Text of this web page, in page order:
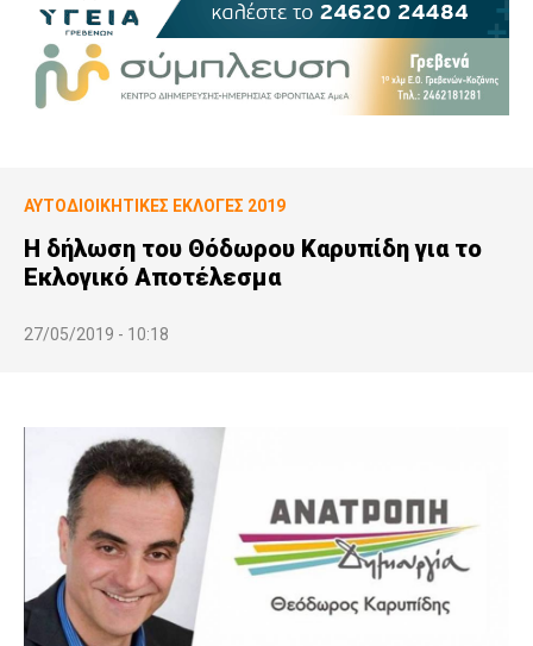
ΑΥΤΟΔΙΟΙΚΗΤΙΚΕΣ ΕΚΛΟΓΕΣ 2019
Η δήλωση του Θόδωρου Καρυπίδη για το
Εκλογικό Αποτέλεσμα
27/05/2019 - 10:18